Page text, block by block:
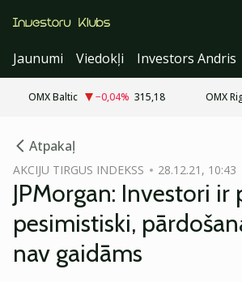
Jaunumi
Viedokļi Investors Andris
OMX Baltic −0,04% 315,18 OMX
Atpakaļ
AKCIJU TIRGUS INDEKSS 28.12.21, 10:43
JPMorgan: Investori ir
pesimistiski,
nav gaidāms